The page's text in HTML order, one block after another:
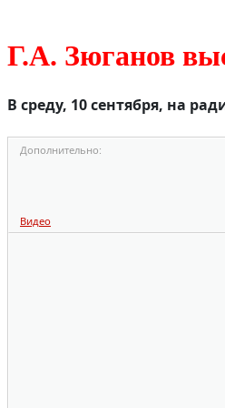
Г.А. Зюганов
В среду, 10 сентября, на
Дополнительно:
Видео